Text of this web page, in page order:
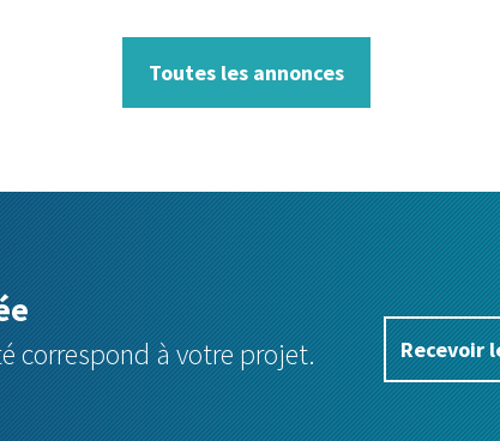
Toutes les annonces
correspond à votre projet. Recevoir